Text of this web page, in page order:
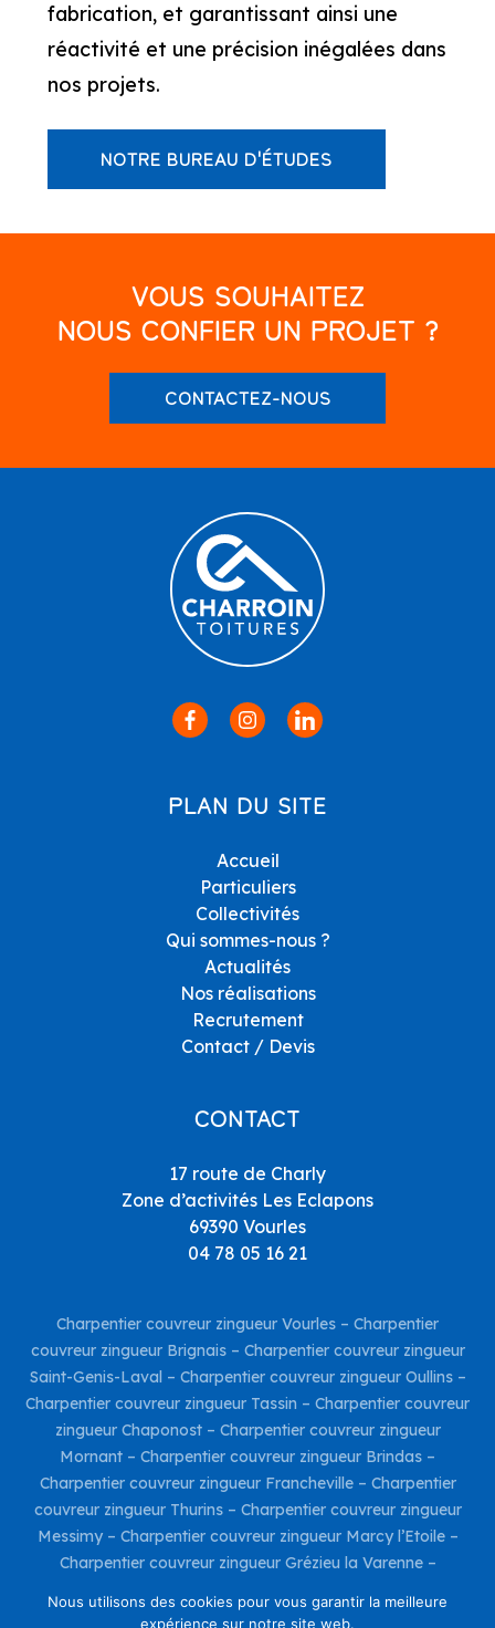
fabrication, et garantissant ainsi une
réactivité et une précision inégalées dans
nos projets.
NOTRE BUREAU D'ÉTUDES
VOUS SOUHAITEZ
NOUS CONFIER UN PROJET ?
CONTACTEZ-NOUS
PLAN DU SITE
Accueil
Particuliers
Collectivités
Qui sommes-nous ?
Actualités
Nos réalisations
Recrutement
Contact / Devis
CONTACT
17 route de Charly
Zone d’activités Les Eclapons
69390 Vourles
04 78 05 16 21
Charpentier couvreur zingueur Vourles – Charpentier
couvreur zingueur Brignais– Charpentier couvreur zingueur
Saint-Genis-Laval – Charpentier couvreur zingueur Oullins–
Charpentier couvreur zingueur Tassin – Charpentier couvreur
zingueur Chaponost– Charpentier couvreur zingueur
Mornant – Charpentier couvreur zingueur Brindas –
Charpentier couvreur zingueur Francheville– Charpentier
couvreur zingueur Thurins– Charpentier couvreur zingueur
Messimy– Charpentier couvreur zingueur Marcy l’Etoile–
Charpentier couvreur zingueur Grézieu la Varenne–
couvreur zingueur Charly
– Charpentier couvreur zingueur
Nous utilisons des cookies pour vous garantir la meilleure
expérience sur notre site web.